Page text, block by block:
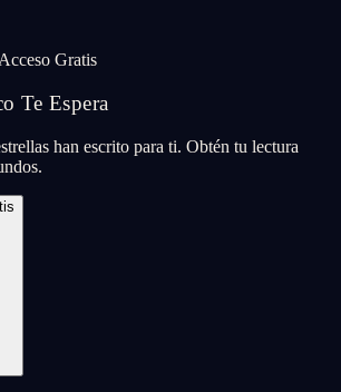
Gratis
Te Espera
han escrito para ti. Obtén tu lectura